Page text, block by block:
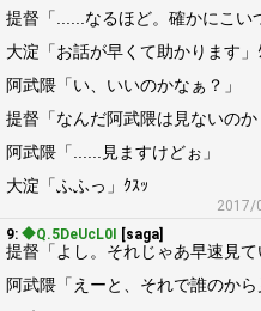
提督「......なるほど。確かにこい
大淀「お話が早くて助かります」
阿武隈「い、いいのかなぁ？」
提督「なんだ阿武隈は見ないのか
阿武隈「......見ますけどぉ」
大淀「ふふっ」ｸｽｯ
2017/
9: ◆Q.5DeUcL0I [saga]
提督「よし。それじゃあ早速見
阿武隈「えーと、それで誰のから